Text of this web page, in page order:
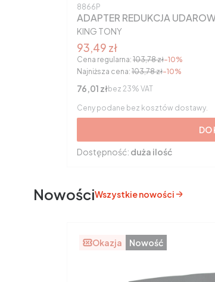
Kod produktu
8866P
ADAPTER REDUKCJA
PRODUCENT
KING TONY
Cena promocyjna brutto
93,49 zł
Cena regularna: 103,78 zł-10%
Najniższa cena: 103,78 zł-10%
Cena netto
76,01 złbez 23% VAT
Ceny podane bez kosztów dostawy.
DO
Dostępność: duża ilość
NowościWszystkie nowości
Okazja Nowość